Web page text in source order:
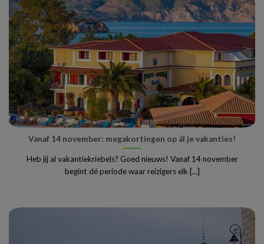
Vanaf 14 november: megakortingen op ál je vakanties!
Heb jij al vakantiekriebels? Goed nieuws! Vanaf 14 november
begint dé periode waar reizigers elk [...]